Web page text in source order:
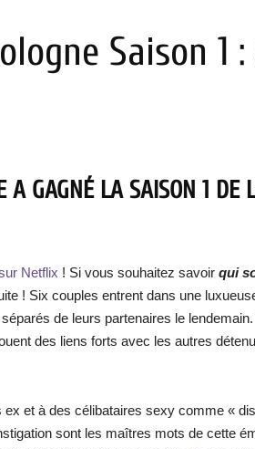
Saison
A GAGNÉ LA SAISON 1 DE
Netflix ! Si vous souhaitez savoir qui
! Six couples entrent dans une
de leurs partenaires le
des liens forts avec les autres
ex et à des célibataires sexy comme «
sont les maîtres mots de cette